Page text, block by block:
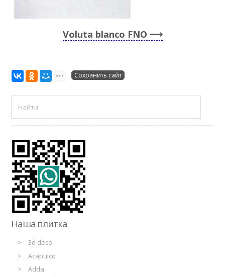
Voluta blanco FNO
Сохранить сайт
Наша плитка
3d deco
Acapulco
Adda